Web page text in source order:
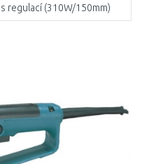
regulací (310W/150mm)